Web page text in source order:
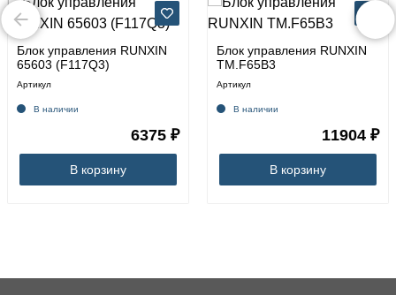
Блок управления RUNXIN
65603 (F117Q3)
Артикул
В наличии
6375 ₽
В корзину
Блок управления RUNXIN
TM.F65B3
Артикул
В наличии
11904 ₽
В корзину